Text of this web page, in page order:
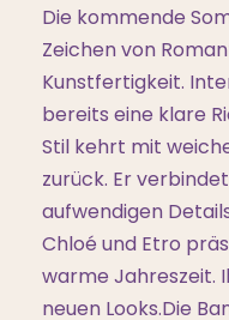
Die kommende
Zeichen von
Kunstfertigkeit.
bereits eine klare
Stil kehrt mit
zurück. Er
aufwendigen
Chloé und Etro
warme Jahreszeit.
neuen Looks.Die